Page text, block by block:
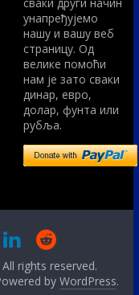
унапређујемо
нашу и вашу веб
страницу. Од
велике помоћи
нам је зато сваки
динар, евро,
долар, фунта или
рубља.
All rights reserved.
byWordPress.